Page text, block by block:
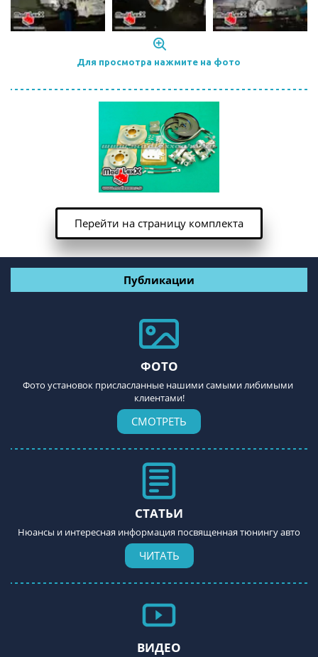
Для просмотра нажмите на фото
Перейти на страницу комплекта
Публикации
ФОТО
Фото установок присласланные нашими самыми либимыми
клиентами!
СМОТРЕТЬ
СТАТЬИ
Нюансы и интересная информация посвященная тюнингу авто
ЧИТАТЬ
ВИДЕО